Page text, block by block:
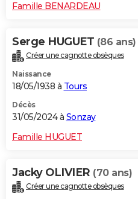
Famille BENARDEAU
Serge HUGUET (86 ans)
Créer une cagnotte obsèques
Naissance
18/05/1938 à Tours
Décès
31/05/2024 à Sonzay
Famille HUGUET
Jacky OLIVIER (70 ans)
Créer une cagnotte obsèques